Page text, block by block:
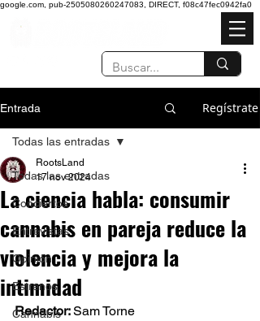
google.com, pub-2505080260247083, DIRECT, f08c47fec0942fa0
Entrada Regístrate
Todas las entradas
Conciertos
Entrevistas
Opinión
Estrenos
Cannabis
Todas las entradas
La ciencia habla: consumir
cannabis en pareja reduce la
violencia y mejora la
intimidad
RootsLand
17 nov 2024
Redactor: Sam Torne